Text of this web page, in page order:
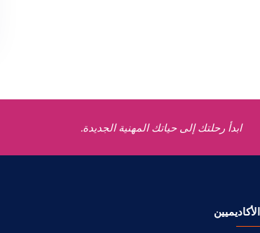
ابدأ رحلتك إلى حياتك المهنية الجديدة.
الأكاديميين